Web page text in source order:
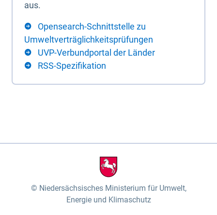
aus.
Opensearch-Schnittstelle zu
Umweltverträglichkeitsprüfungen
UVP-Verbundportal der Länder
RSS-Spezifikation
Niedersächsisches Ministerium für Umwelt,
Energie und Klimaschutz